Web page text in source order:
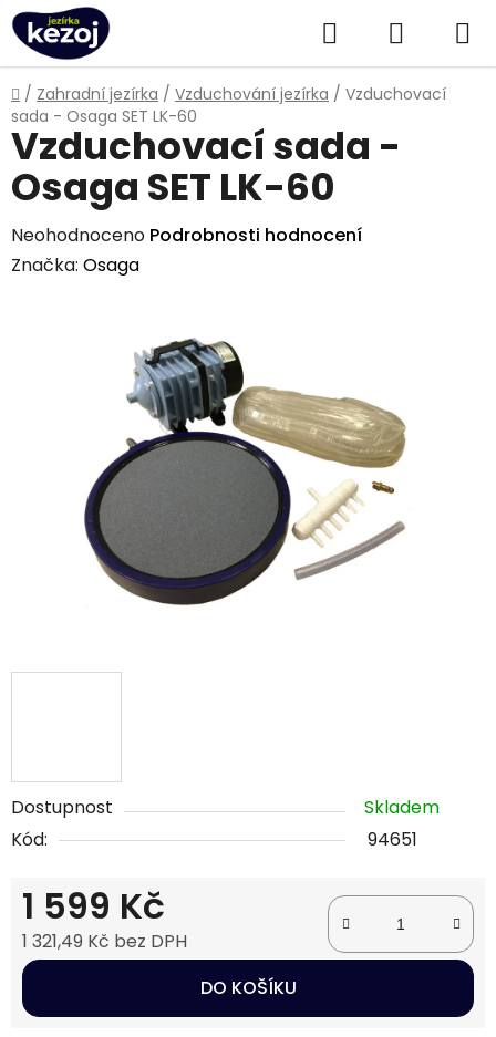
Přejít
na
obsah
Hledat
KOŠÍK
Domů
/ Zahradní jezírka / Vzduchování jezírka / Vzduchovací
sada - Osaga SET LK-60
Dostupnost
Skladem
Kód:
94651
1 599 Kč
1 321,49 Kč bez DPH
Měrná cena:
DO KOŠÍKU
Vzduchovací sada -
Osaga SET LK-60
Průměrné
hodnocení
Neohodnoceno Podrobnosti hodnocení
Značka: Osaga